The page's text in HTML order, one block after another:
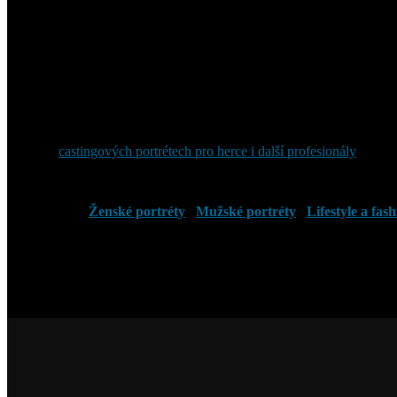
castingových portrétech pro herce i další profesionály
Ženské portréty Mužské portréty Lifestyle a